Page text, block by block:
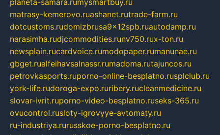
matrasy-kemerovo.ruashanet.rutrade-farm.ru
dotcustoms.rudomizbrusa9x12spb.ruautodamp.ru
narasimha.rudjcommodities.runv750.rux-ton.ru
newsplain.rucardvoice.rumodopaper.rumanunae.ru
gbget.rualfeihavsalnassr.rumadoma.rutajuncos.ru
petrovkasports.ruporno-online-besplatno.rusplclub.ru
york-life.rudoroga-expo.ruribery.rucleanmedicine.ru
slovar-ivrit.ruporno-video-besplatno.ruseks-365.ru
ovucontrol.rusloty-igrovyye-avtomaty.ru
ru-industriya.rurusskoe-porno-besplatno.ru